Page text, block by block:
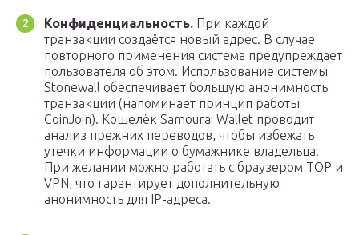
Конфиденциальность. При каждой
транзакции создаётся новый адрес. В случае
повторного применения система предупреждает
пользователя об этом. Использование системы
Stonewall обеспечивает большую анонимность
транзакции (напоминает принцип работы
CoinJoin). Кошелёк Samourai Wallet проводит
анализ прежних переводов, чтобы избежать
утечки информации о бумажнике владельца.
При желании можно работать с браузером ТОР и
VPN, что гарантирует дополнительную
анонимность для IP-адреса.